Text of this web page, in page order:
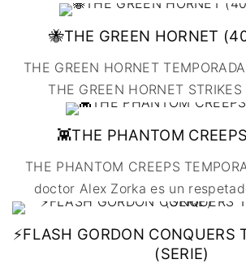
🐝THE GREEN HORNET
THE GREEN HORNET
THE GREEN HORNET
👾THE PHANTOM
THE PHANTOM CREEPS
doctor Alex Zorka es un
⚡FLASH GORDON CONQUERS
(SERIE)